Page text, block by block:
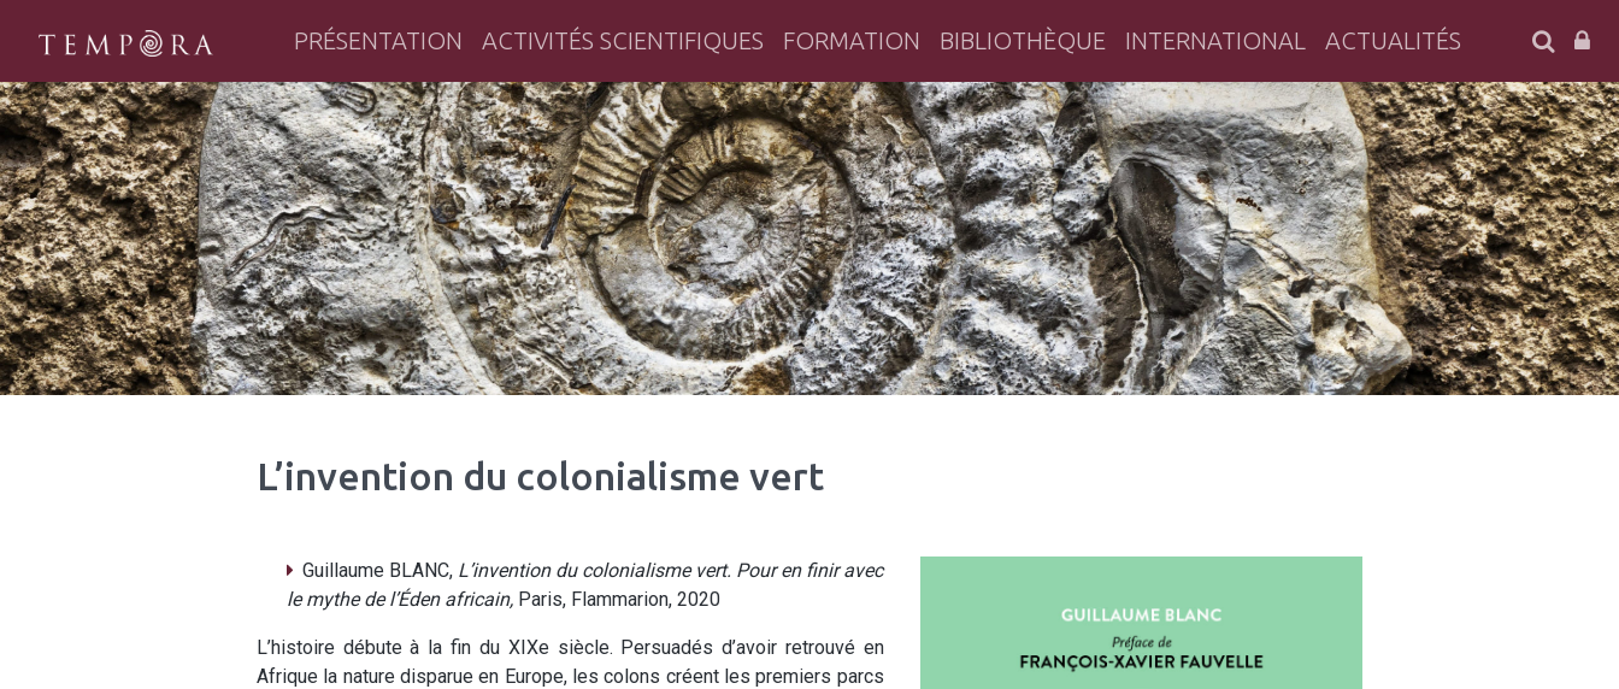
TEMPORA
Tempora : un pôle majeur de la recherche historique en Bretagne
PRÉSENTATION ACTIVITÉS SCIENTIFIQUES FORMATION BIBLIOTHÈQUE INTERNATIONAL ACTUALITÉS
L’invention du colonialisme vert
Guillaume BLANC, L’invention du colonialisme vert. Pour en finir avec
le mythe de l’Éden africain, Paris, Flammarion, 2020
L’histoire débute à la fin du XIXe siècle. Persuadés d’avoir retrouvé en
Afrique la nature disparue en Europe, les colons créent les premiers parcs